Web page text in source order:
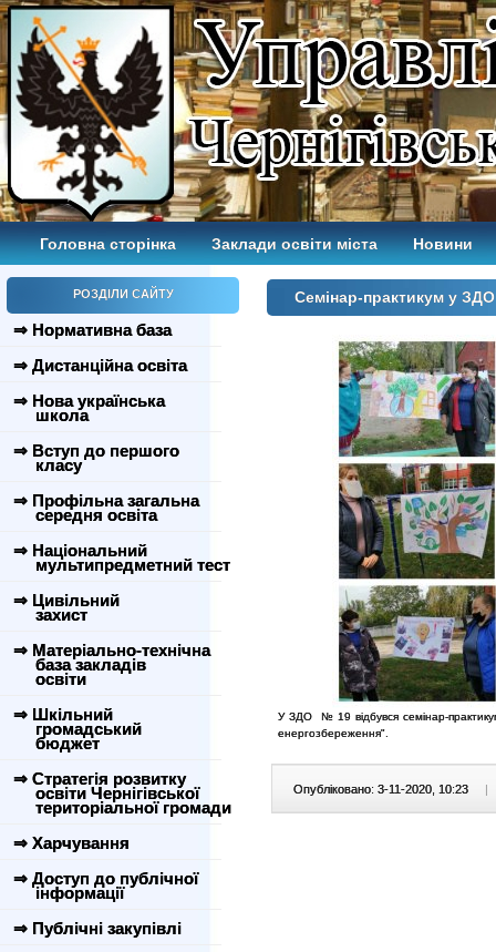
Головна сторінка Заклади освіти міста Новини
РОЗДІЛИ САЙТУ
⇒ Нормативна база
⇒ Дистанційна освіта
⇒ Нова українська
школа
⇒ Вступ до першого
класу
⇒ Профільна загальна
середня освіта
⇒ Національний
мультипредметний тест
⇒ Цивільний
захист
⇒ Матеріально-технічна
база закладів
освіти
⇒ Шкільний
громадський
бюджет
⇒ Стратегія розвитку
освіти Чернігівської
територіальної громади
⇒ Харчування
⇒ Доступ до публічної
інформації
⇒ Публічні закупівлі
Cемінар-практикум у
У ЗДО № 19 відбувся семінар-практикум
енергозбереження".
Опубліковано: 3-11-2020, 10:23 |